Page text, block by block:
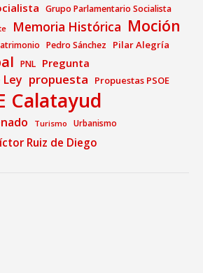
Grupo Parlamentario Socialista
Memoria Histórica Moción
Pedro Sánchez Pilar Alegría
PNL Pregunta
propuesta Propuestas PSOE
Calatayud
Turismo Urbanismo
Ruiz de Diego